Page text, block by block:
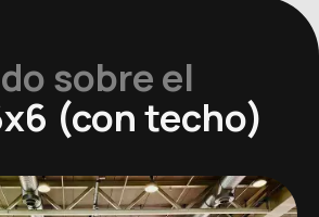
sobre el
(con techo)